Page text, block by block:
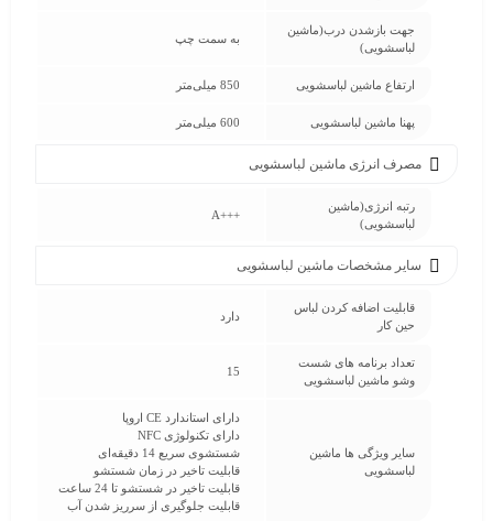
جهت بازشدن درب(ماشین
لباسشویی)
به سمت چپ
ارتفاع ماشین لباسشویی 850 میلی‌متر
پهنا ماشین لباسشویی 600 میلی‌متر
مصرف انرژی ماشین لباسشویی
رتبه انرژی(ماشین
لباسشویی)
+++A
سایر مشخصات ماشین لباسشویی
قابلیت اضافه کردن لباس
حین کار
دارد
تعداد برنامه های شست
وشو ماشین لباسشویی
15
سایر ویژگی ها ماشین
لباسشویی
دارای استاندارد CE اروپا
دارای تکنولوژی NFC
شستشوی سریع 14 دقیقه‌ای
قابلیت تاخیر در زمان شستشو
قابلیت تاخیر در شستشو تا 24 ساعت
قابلیت جلوگیری از سرریز شدن آب